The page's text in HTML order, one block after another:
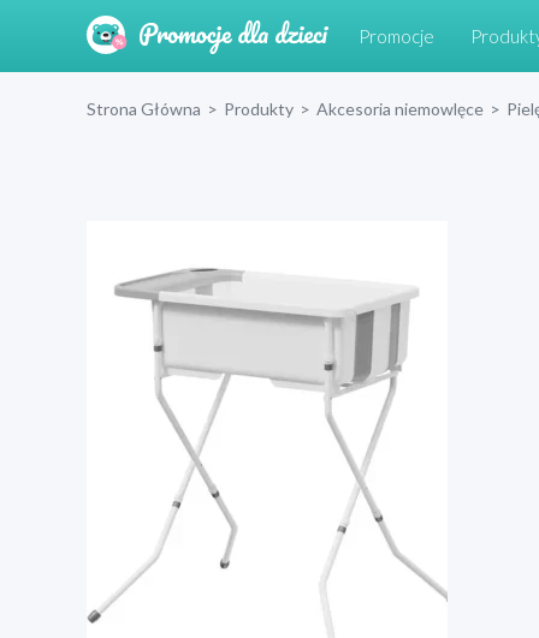
Promocje
Strona Główna > Produkty > Akcesoria niemowlęce >